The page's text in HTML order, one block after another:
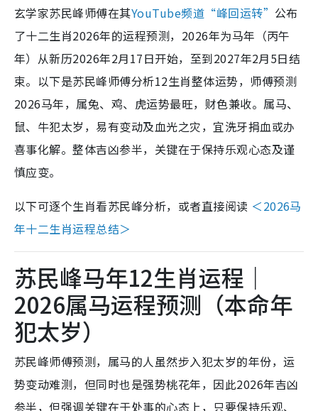
玄学家苏民峰师傅在其YouTube频道“峰回运转” 公布
了十二生肖2026年的运程预测，2026年为马年（丙午
年）从新历2026年2月17日开始，至到2027年2月5日结
束。以下是苏民峰师傅分析12生肖整体运势，师傅预测
2026马年，属兔、鸡、虎运势最旺，财色兼收。属马、
鼠、牛犯太岁，易有变动及血光之灾，宜洗牙捐血或办
喜事化解。整体吉凶参半，关键在于保持乐观心态及谨
慎应变。
以下可逐个生肖看苏民峰分析，或者直接阅读 ＜2026马
年十二生肖运程总结＞
苏民峰马年12生肖运程｜
2026属马运程预测（本命年
犯太岁）
苏民峰师傅预测，属马的人虽然步入犯太岁的年份，运
势变动难测，但同时也是强势桃花年，因此2026年吉凶
参半，但强调关键在于处事的心态上，只要保持乐观、